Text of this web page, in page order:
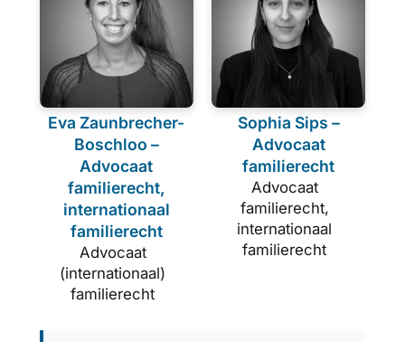
Eva Zaunbrecher-
Boschloo –
Advocaat
familierecht,
internationaal
familierecht
Advocaat
(internationaal)
familierecht
Sophia Sips –
Advocaat
familierecht
Advocaat
familierecht,
internationaal
familierecht